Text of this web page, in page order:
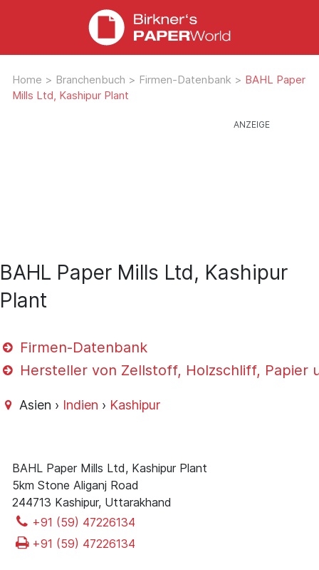
Home > Branchenbuch > Firmen-Datenbank > BAHL Paper
Mills Ltd, Kashipur Plant
BAHL Paper Mills Ltd, Kashipur
Plant
Firmen-Datenbank
Hersteller von Zellstoff, Holzschliff, Papier
Asien › Indien › Kashipur
BAHL Paper Mills Ltd, Kashipur Plant
5km Stone Aliganj Road
244713 Kashipur, Uttarakhand
+91 (59) 47226134
+91 (59) 47226134